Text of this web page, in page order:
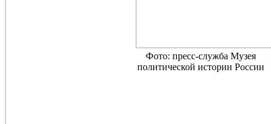
Фото: пресс-служба Музея
политической истории России